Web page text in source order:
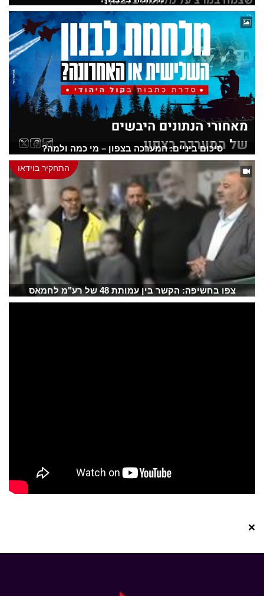
סיכום ביניים: המערכה בצפון – מי כמה ולמה?
התחקיר בוידאו
צפו בחשיפה: הקשר בין עמותת 48 של רע"מ לחמאס
×